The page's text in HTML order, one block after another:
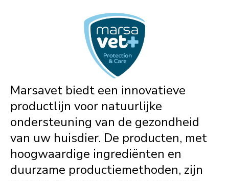
Marsavet biedt een innovatieve
productlijn voor natuurlijke
ondersteuning van de gezondheid
van uw huisdier. De producten, met
hoogwaardige ingrediënten en
duurzame productiemethoden, zijn